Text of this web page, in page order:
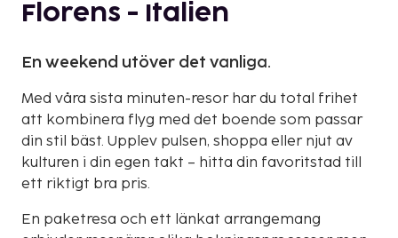
Florens - Italien
En weekend utöver det vanliga.
Med våra sista minuten-resor har du total frihet
att kombinera flyg med det boende som passar
din stil bäst. Upplev pulsen, shoppa eller njut av
kulturen i din egen takt – hitta din favoritstad till
ett riktigt bra pris.
En paketresa och ett länkat arrangemang